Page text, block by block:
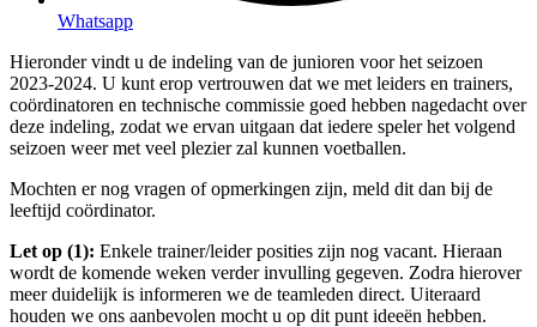
Whatsapp
Hieronder vindt u de indeling van de junioren voor het seizoen
2023-2024. U kunt erop vertrouwen dat we met leiders en trainers,
coördinatoren en technische commissie goed hebben nagedacht over
deze indeling, zodat we ervan uitgaan dat iedere speler het volgend
seizoen weer met veel plezier zal kunnen voetballen.
Mochten er nog vragen of opmerkingen zijn, meld dit dan bij de
leeftijd coördinator.
Let op (1): Enkele trainer/leider posities zijn nog vacant. Hieraan
wordt de komende weken verder invulling gegeven. Zodra hierover
meer duidelijk is informeren we de teamleden direct. Uiteraard
houden we ons aanbevolen mocht u op dit punt ideeën hebben.